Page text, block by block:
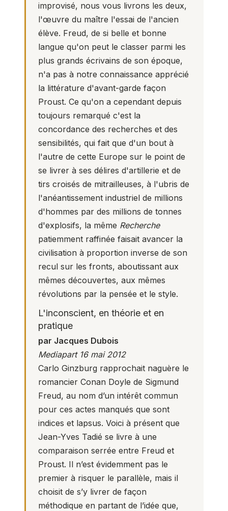
improvisé, nous vous livrons les deux,
l'œuvre du maître l'essai de l'ancien
élève. Freud, de si belle et bonne
langue qu'on peut le classer parmi les
plus grands écrivains de son époque,
n'a pas à notre connaissance apprécié
la littérature d'avant-garde façon
Proust. Ce qu'on a cependant depuis
toujours remarqué c'est la
concordance des recherches et des
sensibilités, qui fait que d'un bout à
l'autre de cette Europe sur le point de
se livrer à ses délires d'artillerie et de
tirs croisés de mitrailleuses, à l'ubris de
l'anéantissement industriel de millions
d'hommes par des millions de tonnes
d'explosifs, la même Recherche
patiemment raffinée faisait avancer la
civilisation à proportion inverse de son
recul sur les fronts, aboutissant aux
mêmes découvertes, aux mêmes
révolutions par la pensée et le style.
L'inconscient, en théorie et en
pratique
par Jacques Dubois
Mediapart 16 mai 2012
Carlo Ginzburg rapprochait naguère le
romancier Conan Doyle de Sigmund
Freud, au nom d’un intérêt commun
pour ces actes manqués que sont
indices et lapsus. Voici à présent que
Jean-Yves Tadié se livre à une
comparaison serrée entre Freud et
Proust. Il n’est évidemment pas le
premier à risquer le parallèle, mais il
choisit de s’y livrer de façon
méthodique en partant de l’idée que,